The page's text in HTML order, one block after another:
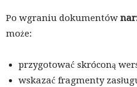
Po wgraniu dokumentów
może:
przygotować skróconą
wskazać fragmenty